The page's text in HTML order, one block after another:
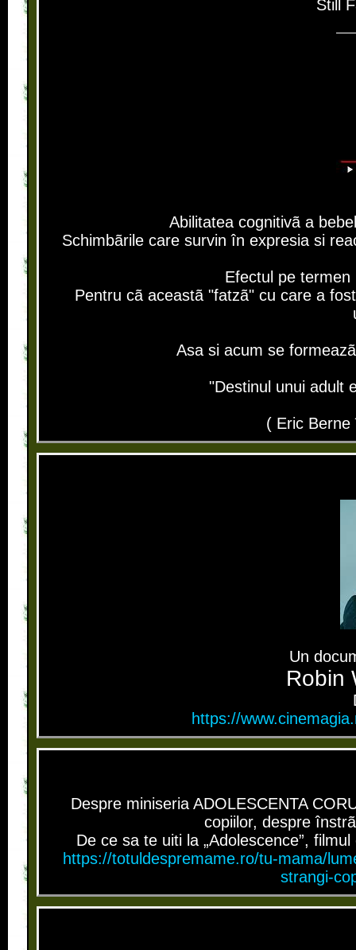
Still
Abilitatea cognitivã a
Schimbãrile care survin în expresia si
Efectul pe
Pentru cã aceastã "fatzã" cu care a
Asa si acum se
"Destinul unui adult
( Eric Berne
Un
Robin
https://
Despre miniseria ADOLESCENTA
copiilor, despre
De ce sa te uiti la „Adolescence”,
https://totuldespremame.ro/tu-mama/
strangi-